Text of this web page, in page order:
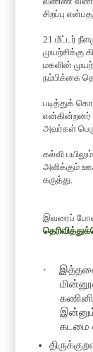
சிறப்பு
21 மீட்டர்
மகளின்
நம்பிக்கை
படித்துக்
என்கின்றனர்
அவர்கள்
கல்வி
அளிக்கும்
கருத்து.
இவரைப்
·
கடமை